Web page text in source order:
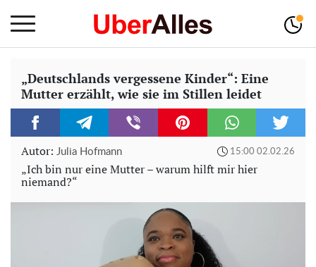
„Deutschlands vergessene Kinder“: Eine
Mutter erzählt, wie sie im Stillen leidet
Autor: Julia Hofmann 15:00 02.02.26
„Ich bin nur eine Mutter – warum hilft mir hier
niemand?“